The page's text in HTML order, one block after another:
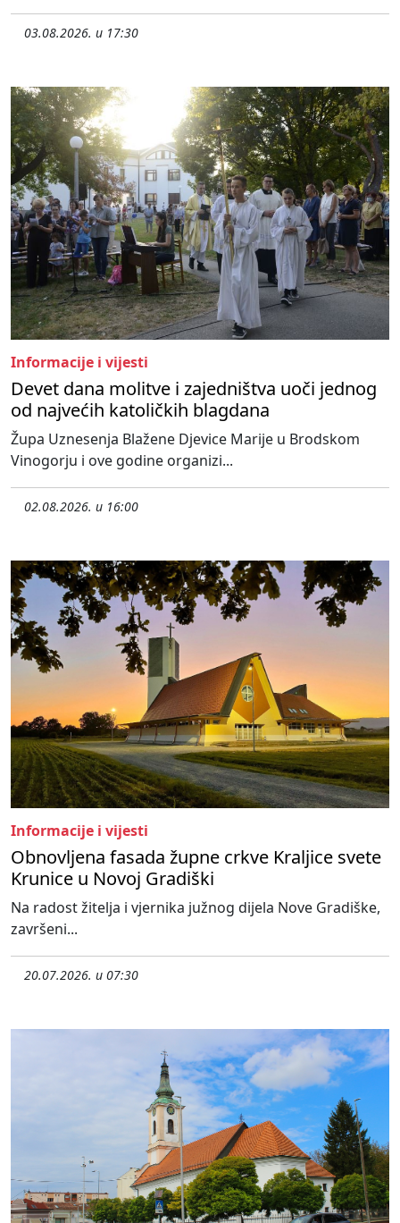
03.08.2026. u 17:30
Informacije i vijesti
Devet dana molitve i zajedništva uoči jednog
od najvećih katoličkih blagdana
Župa Uznesenja Blažene Djevice Marije u Brodskom
Vinogorju i ove godine organizi...
02.08.2026. u 16:00
Informacije i vijesti
Obnovljena fasada župne crkve Kraljice svete
Krunice u Novoj Gradiški
Na radost žitelja i vjernika južnog dijela Nove Gradiške,
završeni...
20.07.2026. u 07:30